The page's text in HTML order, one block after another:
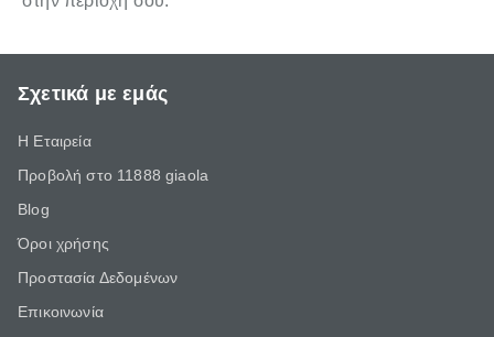
Σχετικά με εμάς
Η Εταιρεία
Προβολή στο 11888 giaola
Blog
Όροι χρήσης
Προστασία Δεδομένων
Επικοινωνία